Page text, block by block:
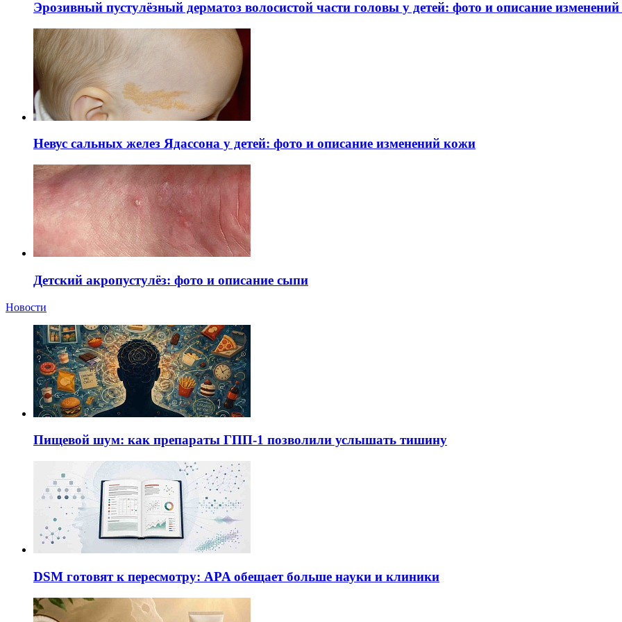
Эрозивный пустулёзный дерматоз волосистой части головы у детей: фото и описание
Невус сальных желез Ядассона у детей: фото и описание изменений кожи
Детский акропустулёз: фото и описание сыпи
Новости
Пищевой шум: как препараты ГПП-1 позволили услышать тишину
DSM готовят к пересмотру: APA обещает больше науки и клиники